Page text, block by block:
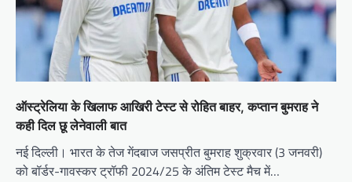
ऑस्ट्रेलिया के खिलाफ आखिरी टेस्ट से रोहित बाहर, कप्तान बुमराह ने
कही दिल छू लेनेवाली बात
नई दिल्ली। भारत के तेज गेंदबाज जसप्रीत बुमराह शुक्रवार (3 जनवरी)
को बॉर्डर-गावस्कर ट्रॉफी 2024/25 के अंतिम टेस्ट मैच में…